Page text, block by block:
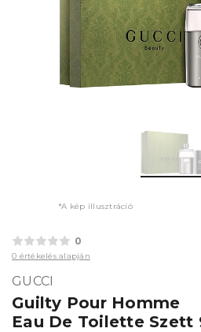
*A kép illusztráció
0
0 értékelés alapján
GUCCI
Guilty Pour Homme
Eau De Toilette Szett